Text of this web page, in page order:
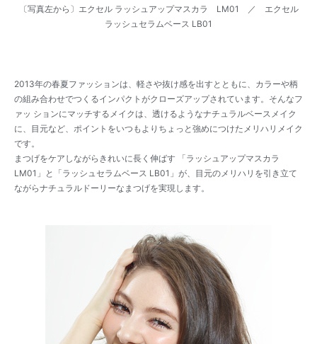
〔写真左から〕エクセル ラッシュアップマスカラ LM01 ／ エクセル
ラッシュセラムベース LB01
2013年の春夏ファッションは、軽さや抜け感を出すとともに、カラーや柄
の組み合わせでつくるインパクトがクローズアップされています。そんなフ
ァッ ションにマッチするメイクは、透けるようなナチュラルベースメイク
に、目元など、ポイントをいつもよりちょっと強めにつけたメリハリメイク
です。
まつげをケアしながらきれいに長く伸ばす 「ラッシュアップマスカラ
LM01」と「ラッシュセラムベース LB01」が、目元のメリハリを引き立て
ながらナチュラルドーリーなまつげを実現します。